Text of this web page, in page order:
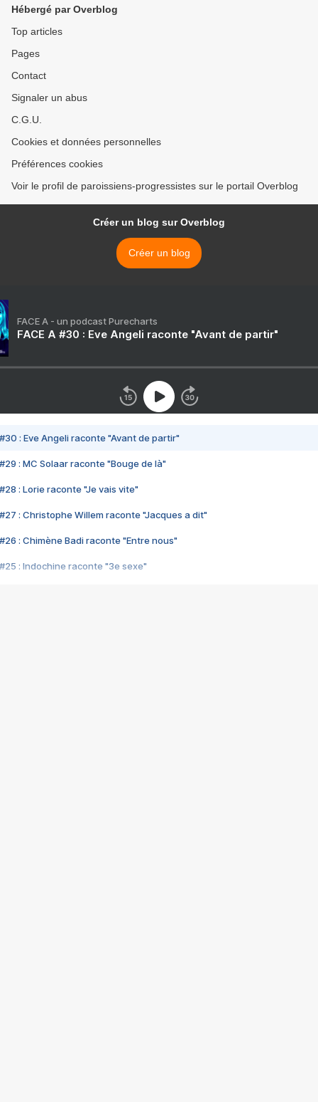
Hébergé par Overblog
Top articles
Pages
Contact
Signaler un abus
C.G.U.
Cookies et données personnelles
Préférences cookies
Voir le profil de paroissiens-progressistes sur le portail Overblog
Créer un blog sur Overblog
Créer un blog
FACE A - un podcast Purecharts
FACE A #30 : Eve Angeli raconte "Avant de partir"
#30 : Eve Angeli raconte "Avant de partir"
#29 : MC Solaar raconte "Bouge de là"
#28 : Lorie raconte "Je vais vite"
#27 : Christophe Willem raconte "Jacques a dit"
#26 : Chimène Badi raconte "Entre nous"
#25 : Indochine raconte "3e sexe"